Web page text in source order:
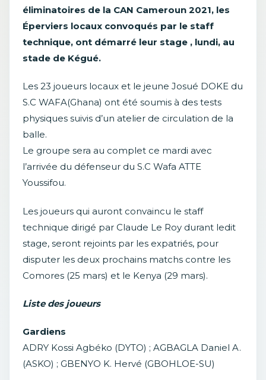
éliminatoires de la CAN Cameroun 2021, les
Éperviers locaux convoqués par le staff
technique, ont démarré leur stage , lundi, au
stade de Kégué.
Les 23 joueurs locaux et le jeune Josué DOKE du
S.C WAFA(Ghana) ont été soumis à des tests
physiques suivis d’un atelier de circulation de la
balle.
Le groupe sera au complet ce mardi avec
l’arrivée du défenseur du S.C Wafa ATTE
Youssifou.
Les joueurs qui auront convaincu le staff
technique dirigé par Claude Le Roy durant ledit
stage, seront rejoints par les expatriés, pour
disputer les deux prochains matchs contre les
Comores (25 mars) et le Kenya (29 mars).
Liste des joueurs
Gardiens
ADRY Kossi Agbéko (DYTO) ; AGBAGLA Daniel A.
(ASKO) ; GBENYO K. Hervé (GBOHLOE-SU)